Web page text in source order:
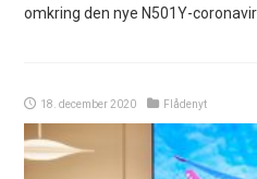
omkring den nye N501Y-
18. december 2020 Flådenyt